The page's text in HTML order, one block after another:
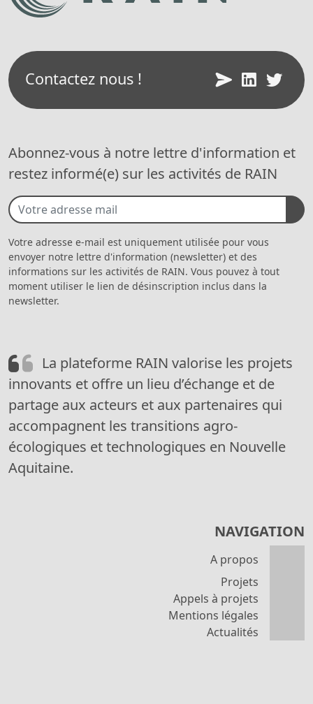
Contactez nous !
Abonnez-vous à notre lettre d'information et
restez informé(e) sur les activités de RAIN
Votre adresse e-mail est uniquement utilisée pour vous
envoyer notre lettre d'information (newsletter) et des
informations sur les activités de RAIN. Vous pouvez à tout
moment utiliser le lien de désinscription inclus dans la
newsletter.
La plateforme RAIN valorise les projets
innovants et offre un lieu d’échange et de
partage aux acteurs et aux partenaires qui
accompagnent les transitions agro-
écologiques et technologiques en Nouvelle
Aquitaine.
NAVIGATION
A propos
Projets
Appels à projets
Mentions légales
Actualités